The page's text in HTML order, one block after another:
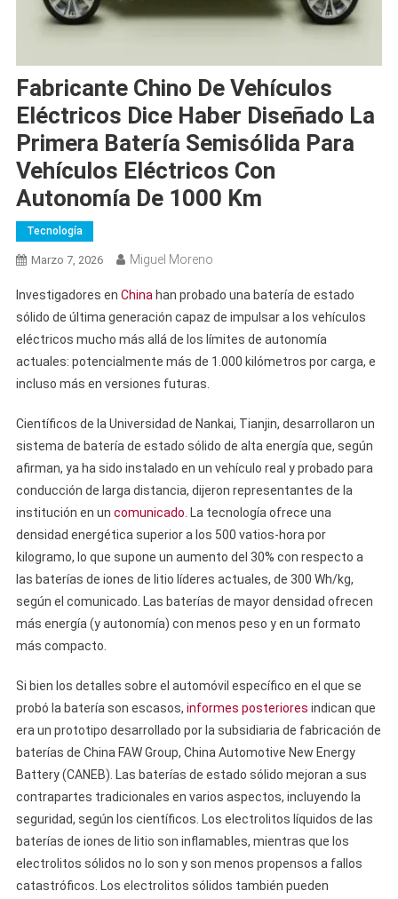
Fabricante Chino De Vehículos
Eléctricos Dice Haber Diseñado La
Primera Batería Semisólida Para
Vehículos Eléctricos Con
Autonomía De 1000 Km
Tecnología
Marzo 7, 2026 Miguel Moreno
Investigadores en China han probado una batería de estado
sólido de última generación capaz de impulsar a los vehículos
eléctricos mucho más allá de los límites de autonomía
actuales: potencialmente más de 1.000 kilómetros por carga, e
incluso más en versiones futuras.
Científicos de la Universidad de Nankai, Tianjin, desarrollaron un
sistema de batería de estado sólido de alta energía que, según
afirman, ya ha sido instalado en un vehículo real y probado para
conducción de larga distancia, dijeron representantes de la
institución en un comunicado . La tecnología ofrece una
densidad energética superior a los 500 vatios-hora por
kilogramo, lo que supone un aumento del 30% con respecto a
las baterías de iones de litio líderes actuales, de 300 Wh/kg,
según el comunicado. Las baterías de mayor densidad ofrecen
más energía (y autonomía) con menos peso y en un formato
más compacto.
Si bien los detalles sobre el automóvil específico en el que se
probó la batería son escasos, informes posteriores indican que
era un prototipo desarrollado por la subsidiaria de fabricación de
baterías de China FAW Group, China Automotive New Energy
Battery (CANEB). Las baterías de estado sólido mejoran a sus
contrapartes tradicionales en varios aspectos, incluyendo la
seguridad, según los científicos. Los electrolitos líquidos de las
baterías de iones de litio son inflamables, mientras que los
electrolitos sólidos no lo son y son menos propensos a fallos
catastróficos. Los electrolitos sólidos también pueden